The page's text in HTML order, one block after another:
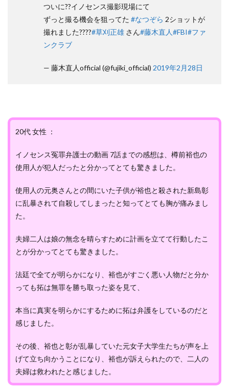
ついに??イノセンス撮影現場にて
ずっと撮る機会を狙ってた #なつぞら 2ショットが
撮れました????#草刈正雄 さん#藤木直人#FBI#ファ
ンクラブ
— 藤木直人official (@fujiki_official) 2019年2月28日
20代 女性 ：
イノセンス冤罪弁護士の動画 7話までの感想は、樽前裕也の
使用人が犯人だったと分かってとても驚きました。
使用人の元奥さんとの間にいた子供が裕也と殺された新島彰
に乱暴されて自殺してしまったと知ってとても胸が痛みまし
た。
夫婦二人は娘の無念を晴らすために計画を立てて行動したこ
とが分かってとても驚きました。
法廷で全てが明らかになり、裕也がすごく悪い人物だと分か
っても拓は無罪を勝ち取った姿を見て、
本当に真実を明らかにするために拓は弁護をしているのだと
感じました。
その後、裕也と彰が乱暴していた元女子大学生たちが声を上
げて立ち向かうことになり、裕也が訴えられたので、二人の
夫婦は救われたと感じました。